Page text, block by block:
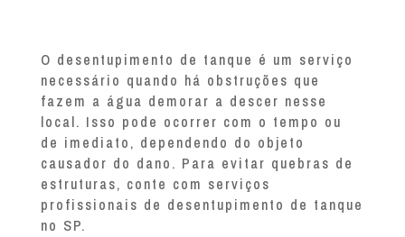
O desentupimento de tanque é um serviço
necessário quando há obstruções que
fazem a água demorar a descer nesse
local. Isso pode ocorrer com o tempo ou
de imediato, dependendo do objeto
causador do dano. Para evitar quebras de
estruturas, conte com serviços
profissionais de desentupimento de tanque
no SP.